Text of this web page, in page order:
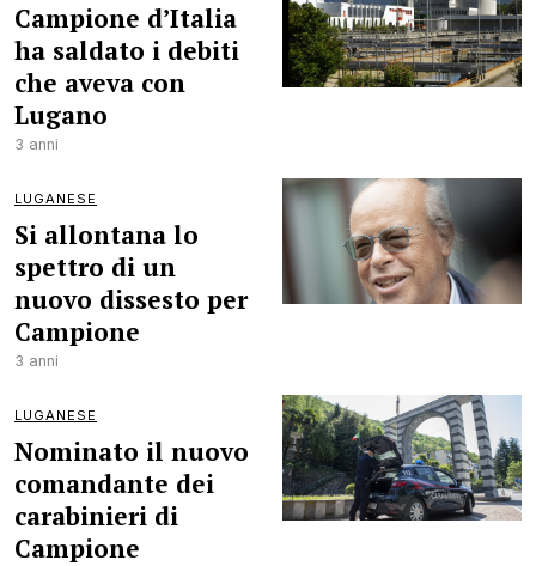
Campione d’Italia
ha saldato i debiti
che aveva con
Lugano
3 anni
LUGANESE
Si allontana lo
spettro di un
nuovo dissesto per
Campione
3 anni
LUGANESE
Nominato il nuovo
comandante dei
carabinieri di
Campione